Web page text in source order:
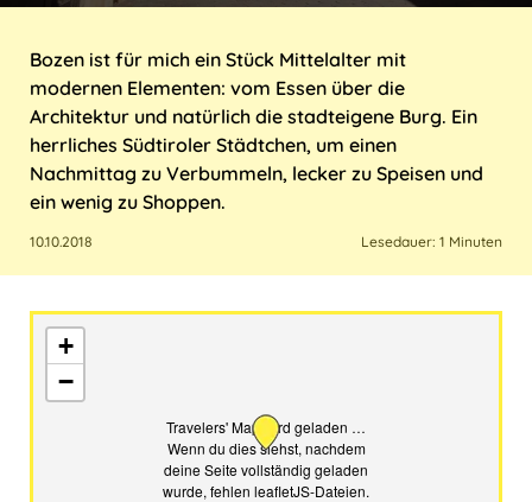
Kroatien
Malta
Österreich
Portugal
Spanien
Taiwan
Thailand
Bozen ist für mich ein Stück Mittelalter mit
modernen Elementen: vom Essen über die
Architektur und natürlich die stadteigene Burg. Ein
herrliches Südtiroler Städtchen, um einen
Nachmittag zu Verbummeln, lecker zu Speisen und
ein wenig zu Shoppen.
10.10.2018 Lesedauer: 1 Minuten
Travelers' Map wird geladen …
Wenn du dies siehst, nachdem
deine Seite vollständig geladen
wurde, fehlen leafletJS-Dateien.
+
−